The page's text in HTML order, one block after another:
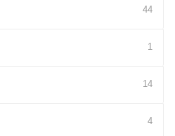
44
1
14
4